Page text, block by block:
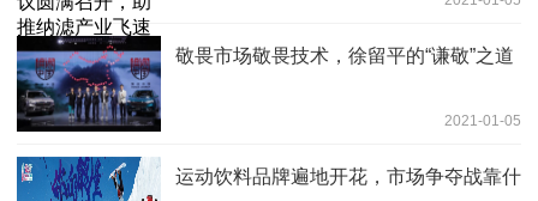
敬畏市场敬畏技术，徐留平的“谦敬”之道
2021-01-05
运动饮料品牌遍地开花，市场争夺战靠什